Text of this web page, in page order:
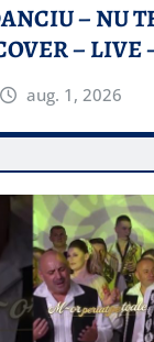
– NU
– LIVE
aug. 1, 2026